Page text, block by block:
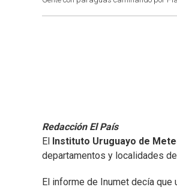
Redacción El País
El
Instituto Uruguayo de
departamentos y localidades
El informe de Inumet decía que